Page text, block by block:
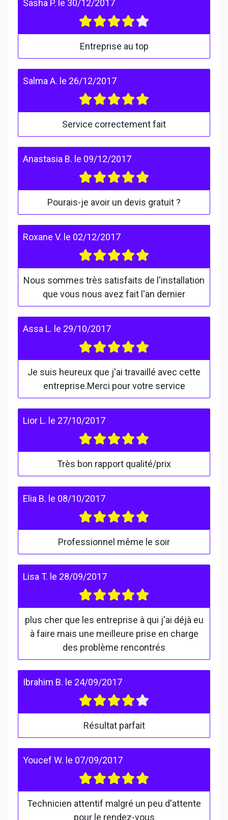
Sasha P. le 30/12/2017
Entreprise au top
Salma A. le 26/12/2017
Service correctement fait
Anastasia B. le 09/12/2017
Pourais-je avoir un devis gratuit ?
Roxane V. le 02/12/2017
Nous sommes très satisfaits de l'installation
que vous nous avez fait l'an dernier
Assa L. le 29/10/2017
Je suis heureux que j'ai travaillé avec cette
entreprise.Merci pour votre service
Lior L. le 27/10/2017
Très bon rapport qualité/prix
Elia B. le 08/10/2017
Professionnel même le soir
Lisa T. le 28/09/2017
plus cher que les entreprise à qui j'ai déjà eu
à faire mais une meilleure prise en charge
des problème rencontrés
Ibrahim B. le 24/09/2017
Résultat parfait
Youcef W. le 07/09/2017
Technicien attentif malgré un peu d'attente
pour le rendez-vous